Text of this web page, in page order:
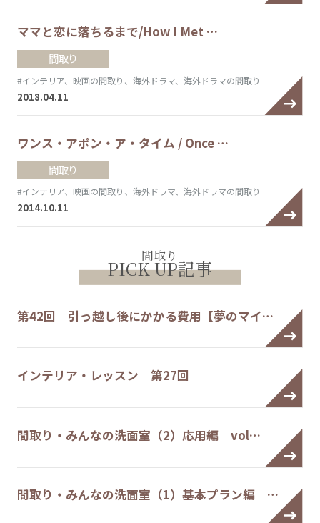
ママと恋に落ちるまで/How I Met …
間取り
#インテリア、映画の間取り、海外ドラマ、海外ドラマの間取り
2018.04.11
ワンス・アポン・ア・タイム / Once …
間取り
#インテリア、映画の間取り、海外ドラマ、海外ドラマの間取り
2014.10.11
間取り
PICK UP記事
第42回 引っ越し後にかかる費用【夢のマイ…
インテリア・レッスン 第27回
間取り・みんなの洗面室（2）応用編 vol…
間取り・みんなの洗面室（1）基本プラン編 …